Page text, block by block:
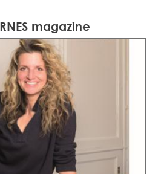
magazine